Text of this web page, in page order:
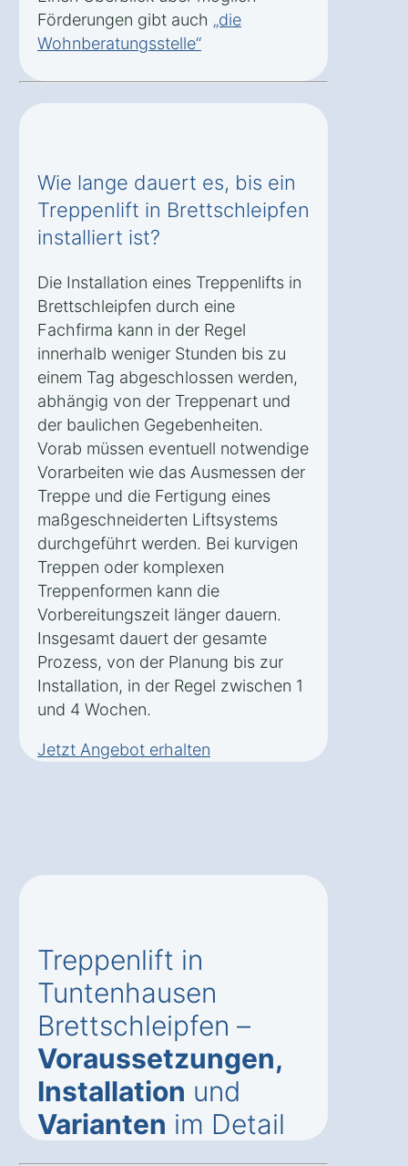
Förderungen gibt auch „die
Wohnberatungsstelle“
Wie lange dauert es, bis ein
Treppenlift in Brettschleipfen
installiert ist?
Die Installation eines Treppenlifts in
Brettschleipfen durch eine
Fachfirma kann in der Regel
innerhalb weniger Stunden bis zu
einem Tag abgeschlossen werden,
abhängig von der Treppenart und
der baulichen Gegebenheiten.
Vorab müssen eventuell notwendige
Vorarbeiten wie das Ausmessen der
Treppe und die Fertigung eines
maßgeschneiderten Liftsystems
durchgeführt werden. Bei kurvigen
Treppen oder komplexen
Treppenformen kann die
Vorbereitungszeit länger dauern.
Insgesamt dauert der gesamte
Prozess, von der Planung bis zur
Installation, in der Regel zwischen 1
und 4 Wochen.
Jetzt Angebot erhalten
Treppenlift in
Tuntenhausen
Brettschleipfen –
Voraussetzungen,
Installation und
Varianten im Detail